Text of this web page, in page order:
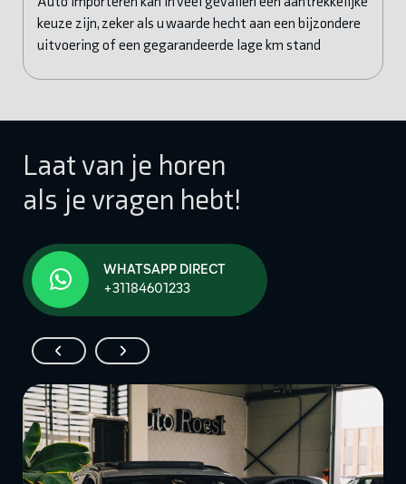
keuze zijn, zeker als u waarde hecht aan een bijzondere
uitvoering of een gegarandeerde lage km stand
Laat van je horen
als je vragen hebt!
WHATSAPP DIRECT
+31184601233